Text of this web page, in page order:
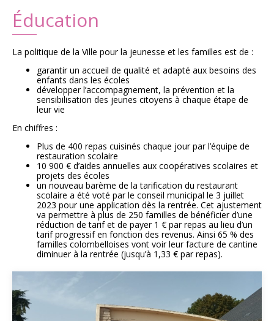
Éducation
La politique de la Ville pour la jeunesse et les familles est de :
garantir un accueil de qualité et adapté aux besoins des
enfants dans les écoles
développer l’accompagnement, la prévention et la
sensibilisation des jeunes citoyens à chaque étape de
leur vie
En chiffres :
Plus de 400 repas cuisinés chaque jour par l’équipe de
restauration scolaire
10 900 € d’aides annuelles aux coopératives scolaires et
projets des écoles
un nouveau barème de la tarification du restaurant
scolaire a été voté par le conseil municipal le 3 juillet
2023 pour une application dès la rentrée. Cet ajustement
va permettre à plus de 250 familles de bénéficier d’une
réduction de tarif et de payer 1 € par repas au lieu d’un
tarif progressif en fonction des revenus. Ainsi 65 % des
familles colombelloises vont voir leur facture de cantine
diminuer à la rentrée (jusqu’à 1,33 € par repas).
Plans
Demandes légales
Emploi
Marchés publics
Grands projets